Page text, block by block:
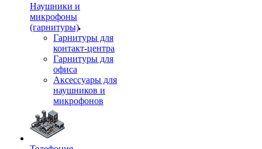
Наушники и
микрофоны
(гарнитуры)
Гарнитуры для
контакт-центра
Гарнитуры для
офиса
Аксессуары для
наушников и
микрофонов